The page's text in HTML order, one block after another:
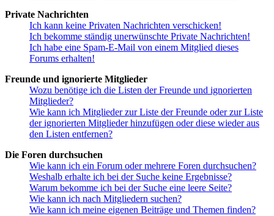
Private Nachrichten
Ich kann keine Privaten Nachrichten verschicken!
Ich bekomme ständig unerwünschte Private Nachrichten!
Ich habe eine Spam-E-Mail von einem Mitglied dieses
Forums erhalten!
Freunde und ignorierte Mitglieder
Wozu benötige ich die Listen der Freunde und ignorierten
Mitglieder?
Wie kann ich Mitglieder zur Liste der Freunde oder zur Liste
der ignorierten Mitglieder hinzufügen oder diese wieder aus
den Listen entfernen?
Die Foren durchsuchen
Wie kann ich ein Forum oder mehrere Foren durchsuchen?
Weshalb erhalte ich bei der Suche keine Ergebnisse?
Warum bekomme ich bei der Suche eine leere Seite?
Wie kann ich nach Mitgliedern suchen?
Wie kann ich meine eigenen Beiträge und Themen finden?